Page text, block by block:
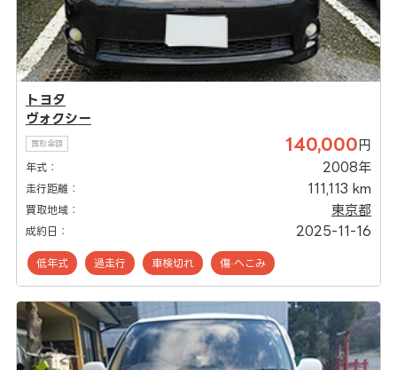
トヨタ
ヴォクシー
買取金額 140,000 円
年式： 2008年
走行距離： 111,113 km
買取地域： 東京都
成約日： 2025-11-16
低年式 過走行 車検切れ 傷·へこみ